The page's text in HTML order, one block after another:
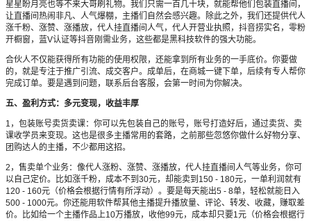
星星盼月亮也等不来大哥刷礼物。我们只需一百几十块，就能帮他们包装直播间，
让直播间热闹非凡、人气爆棚，主播们自然会感兴趣。除此之外，我们还提供代人
涨千粉、涨赞、涨播放，代人挂直播间人气，代人开营业执照，抖音捞实名，零粉
开橱窗，蓝V认证等抖音刚需业务，这些都是黑科技软件的强大功能。
合伙人不仅能获得所有功能的使用权限，还能拿到所有业务的一手底价。你要做
的，就是专注于推广引流、成交客户。成单后，在商城一键下单，后续有专人帮你
完成订单。要是遇到问题，联系后台客服，会第一时间为你解决。
五、盈利方式：多元变现，收益丰厚
1，包装账号卖货卖课：你可以先包装自己的账号，账号打造好后，通过卖货、卖
课收学员来变现。这也是很多主播常用的套路，之前那些忽悠你做什么好物分享、
团购达人的主播，不少都用这招。
2，售卖单个业务：像代人涨粉、涨赞、涨播放，代人挂直播间人气等业务，你可
以自己定价。比如涨千粉，成本不到30元，却能卖到150 - 180元，一单利润就有
120 - 160元（价格会根据行情有所浮动）。要是每天能出5 - 8单，轻松就能日入
500 - 1000元。你还能用软件帮其他主播提升播放量、评论、转发、收藏，赚取差
价。比如给一个主播作品上10万播放，收他99元，成本却只要1元（价格会根据行